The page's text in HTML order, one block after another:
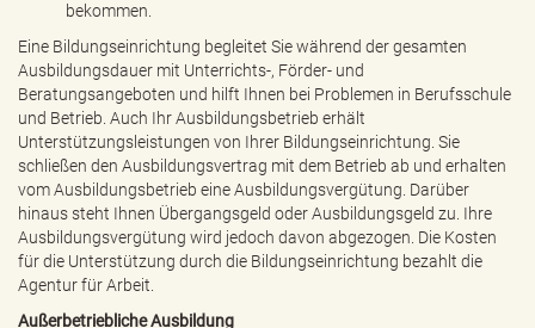
bekommen.
Eine Bildungseinrichtung begleitet Sie während der gesamten
Ausbildungsdauer mit Unterrichts-, Förder- und
Beratungsangeboten und hilft Ihnen bei Problemen in Berufsschule
und Betrieb. Auch Ihr Ausbildungsbetrieb erhält
Unterstützungsleistungen von Ihrer Bildungseinrichtung. Sie
schließen den Ausbildungsvertrag mit dem Betrieb ab und erhalten
vom Ausbildungsbetrieb eine Ausbildungsvergütung. Darüber
hinaus steht Ihnen Übergangsgeld oder Ausbildungsgeld zu. Ihre
Ausbildungsvergütung wird jedoch davon abgezogen. Die Kosten
für die Unterstützung durch die Bildungseinrichtung bezahlt die
Agentur für Arbeit.
Außerbetriebliche Ausbildung